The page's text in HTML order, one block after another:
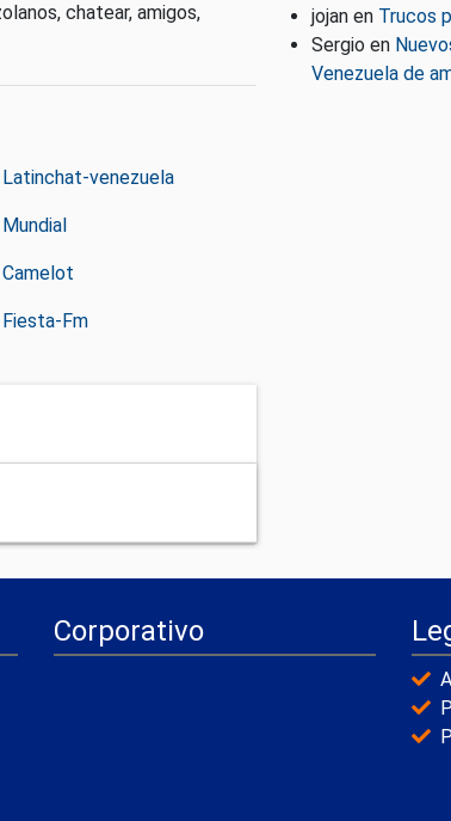
chatear, amigos,
Latinchat-venezuela
Mundial
Camelot
Fiesta-Fm
jojan en Trucos
Sergio en
Venezuela de
Corporativo